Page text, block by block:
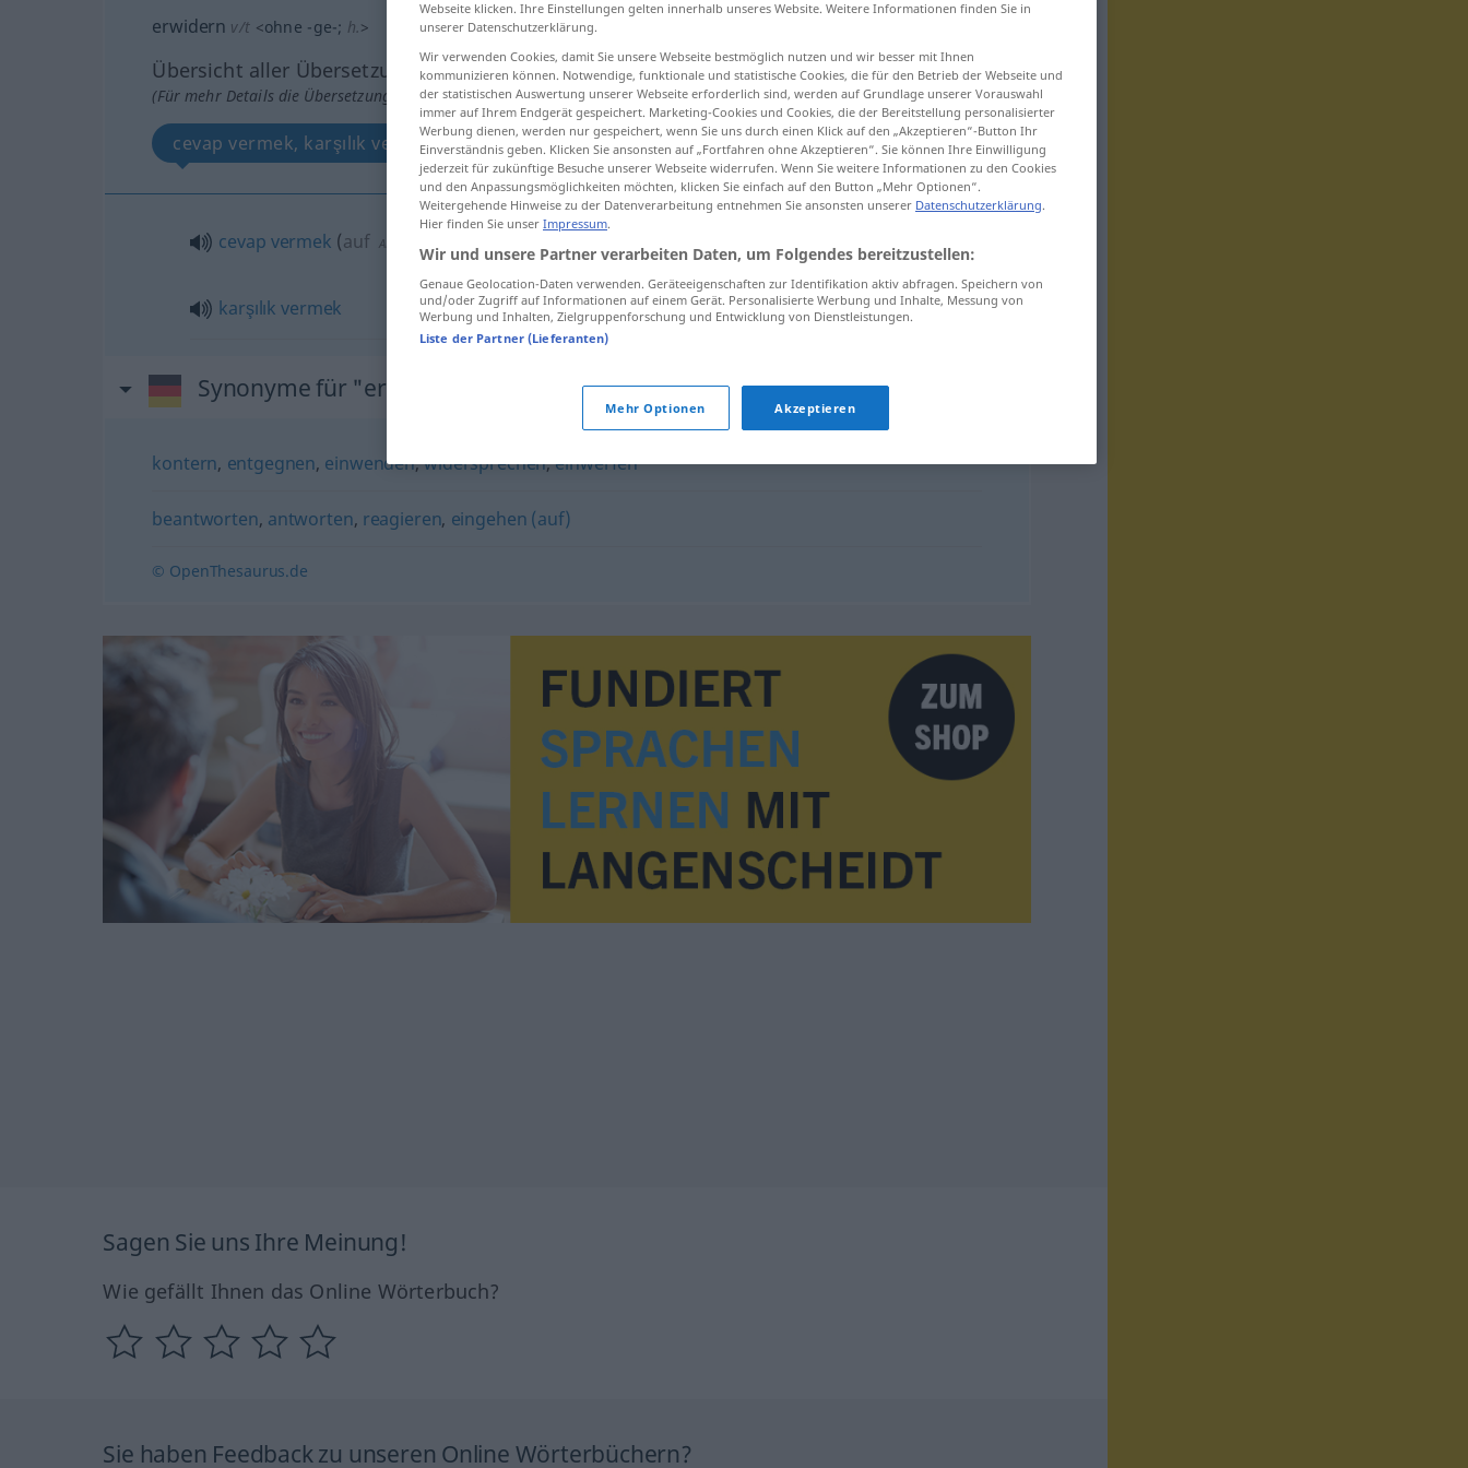
erwidern v/t <ohne -ge-; h.>
Übersicht aller Übersetzungen
(Für mehr Details die Übersetzung anklicken/antippen)
cevap vermek, karşılık vermek
cevap vermek (auf AKK
karşılık vermek erwidernGruß, Besuch
Synonyme für "erwidern"
kontern, entgegnen, einwenden,widersprechen,einwerfen
beantworten, antworten, reagieren, eingehen (auf)
© OpenThesaurus.de
Sagen Sie uns Ihre Meinung!
Wie gefällt Ihnen das Online Wörterbuch?
Sie haben Feedback zu unseren Online Wörterbüchern?
Webseite klicken. Ihre Einstellungen gelten innerhalb unseres Website. Weitere Informationen finden Sie in
unserer Datenschutzerklärung.
Wir verwenden Cookies, damit Sie unsere Webseite bestmöglich nutzen und wir besser mit Ihnen
kommunizieren können. Notwendige, funktionale und statistische Cookies, die für den Betrieb der Webseite und
der statistischen Auswertung unserer Webseite erforderlich sind, werden auf Grundlage unserer Vorauswahl
immer auf Ihrem Endgerät gespeichert. Marketing-Cookies und Cookies, die der Bereitstellung personalisierter
Werbung dienen, werden nur gespeichert, wenn Sie uns durch einen Klick auf den „Akzeptieren“-Button Ihr
Einverständnis geben. Klicken Sie ansonsten auf „Fortfahren ohne Akzeptieren“. Sie können Ihre Einwilligung
jederzeit für zukünftige Besuche unserer Webseite widerrufen. Wenn Sie weitere Informationen zu den Cookies
und den Anpassungsmöglichkeiten möchten, klicken Sie einfach auf den Button „Mehr Optionen“.
Weitergehende Hinweise zu der Datenverarbeitung entnehmen Sie ansonsten unserer Datenschutzerklärung.
Hier finden Sie unser Impressum.
Wir und unsere Partner verarbeiten Daten, um Folgendes bereitzustellen:
Genaue Geolocation-Daten verwenden. Geräteeigenschaften zur Identifikation aktiv abfragen. Speichern von
und/oder Zugriff auf Informationen auf einem Gerät. Personalisierte Werbung und Inhalte, Messung von
Werbung und Inhalten, Zielgruppenforschung und Entwicklung von Dienstleistungen.
Liste der Partner (Lieferanten)
Mehr Optionen Akzeptieren